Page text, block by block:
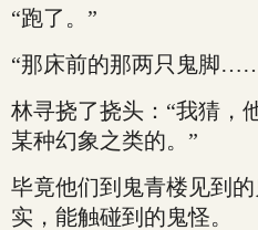
“跑了。”
“那床前的那两只鬼脚
林寻挠了挠头：“我猜，
某种幻象之类的。”
毕竟他们到鬼青楼见到
实，能触碰到的鬼怪。